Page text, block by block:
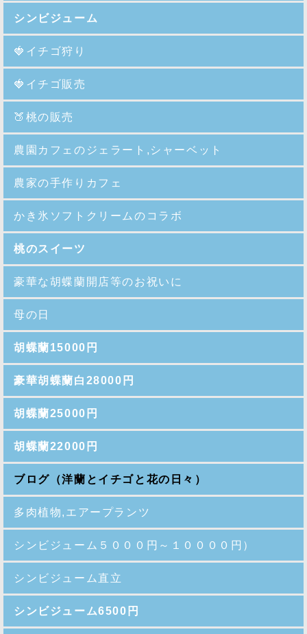
シンビジューム
🍓イチゴ狩り
🍓イチゴ販売
🍑 桃の販売
農園カフェのジェラート,シャーベット
農家の手作りカフェ
かき氷ソフトクリームのコラボ
桃のスイーツ
豪華な胡蝶蘭開店等のお祝いに
母の日
胡蝶蘭15000円
豪華胡蝶蘭白28000円
胡蝶蘭25000円
胡蝶蘭22000円
ブログ（洋蘭とイチゴと花の日々）
多肉植物,エアープランツ
シンビジューム５０００円～１００００円）
シンビジューム直立
シンビジューム6500円